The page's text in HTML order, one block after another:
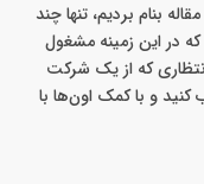
بنام بردیم، تنها چند
در این زمینه مشغول
که از یک شرکت
کنید و با کمک اون‌‌ها با